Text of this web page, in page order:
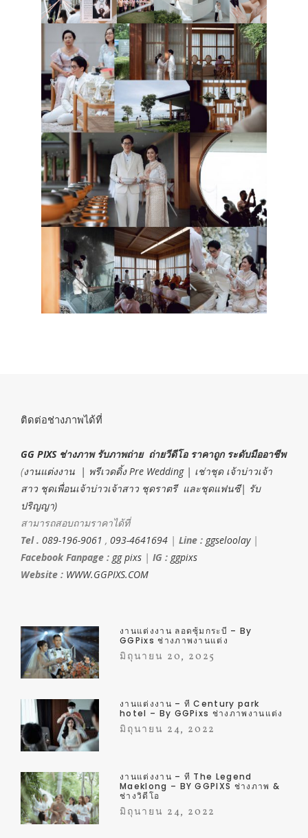
ติดต่อช่างภาพได้ที่
GG PIXS ช่างภาพ รับภาพถ่าย ถ่ายวีดีโอ ราคาถูก ระดับมืออาชีพ
(งานแต่งงาน | พรีเวดดิ้ง Pre Wedding | เช่าชุด เจ้าบ่าวเจ้า
สาว ชุดเพื่อนเจ้าบ่าวเจ้าสาว ชุดราตรี และชุดแฟนซี| รับ
ปริญญา)
สามารถสอบถามราคาได้ที่
Tel . 089-196-9061 , 093-4641694 | Line : ggseloolay|
Facebook Fanpage : gg pixs | IG : ggpixs
Website : WWW.GGPIXS.COM
งานแต่งงาน ลอดซุ้มกระบี่ – By
GGPixs ช่างภาพงานแต่ง
มิถุนายน 20, 2025
งานแต่งงาน – ที่ Century park
hotel – By GGPixs ช่างภาพงานแต่ง
มิถุนายน 24, 2022
งานแต่งงาน – ที่ The Legend
Maeklong – BY GGPIXS ช่างภาพ &
ช่างวิดีโอ
มิถุนายน 24, 2022